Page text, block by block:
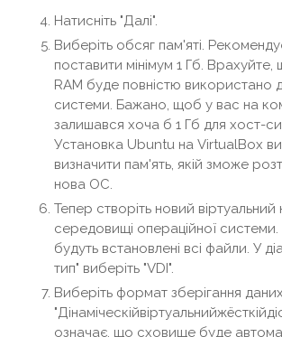
Натисніть "Далі".
Виберіть обсяг пам'яті.
поставити мінімум 1 Гб.
RAM буде повністю використано
системи. Бажано, щоб у вас на
залишався хоча б 1 Гб для хост-
Установка Ubuntu на VirtualBox
визначити пам'ять, якій зможе
нова ОС.
Тепер створіть новий віртуальний
середовищі операційної системи.
будуть встановлені всі файли. У
тип" виберіть "VDI".
Виберіть формат зберігання даних
означає, що сховище буде